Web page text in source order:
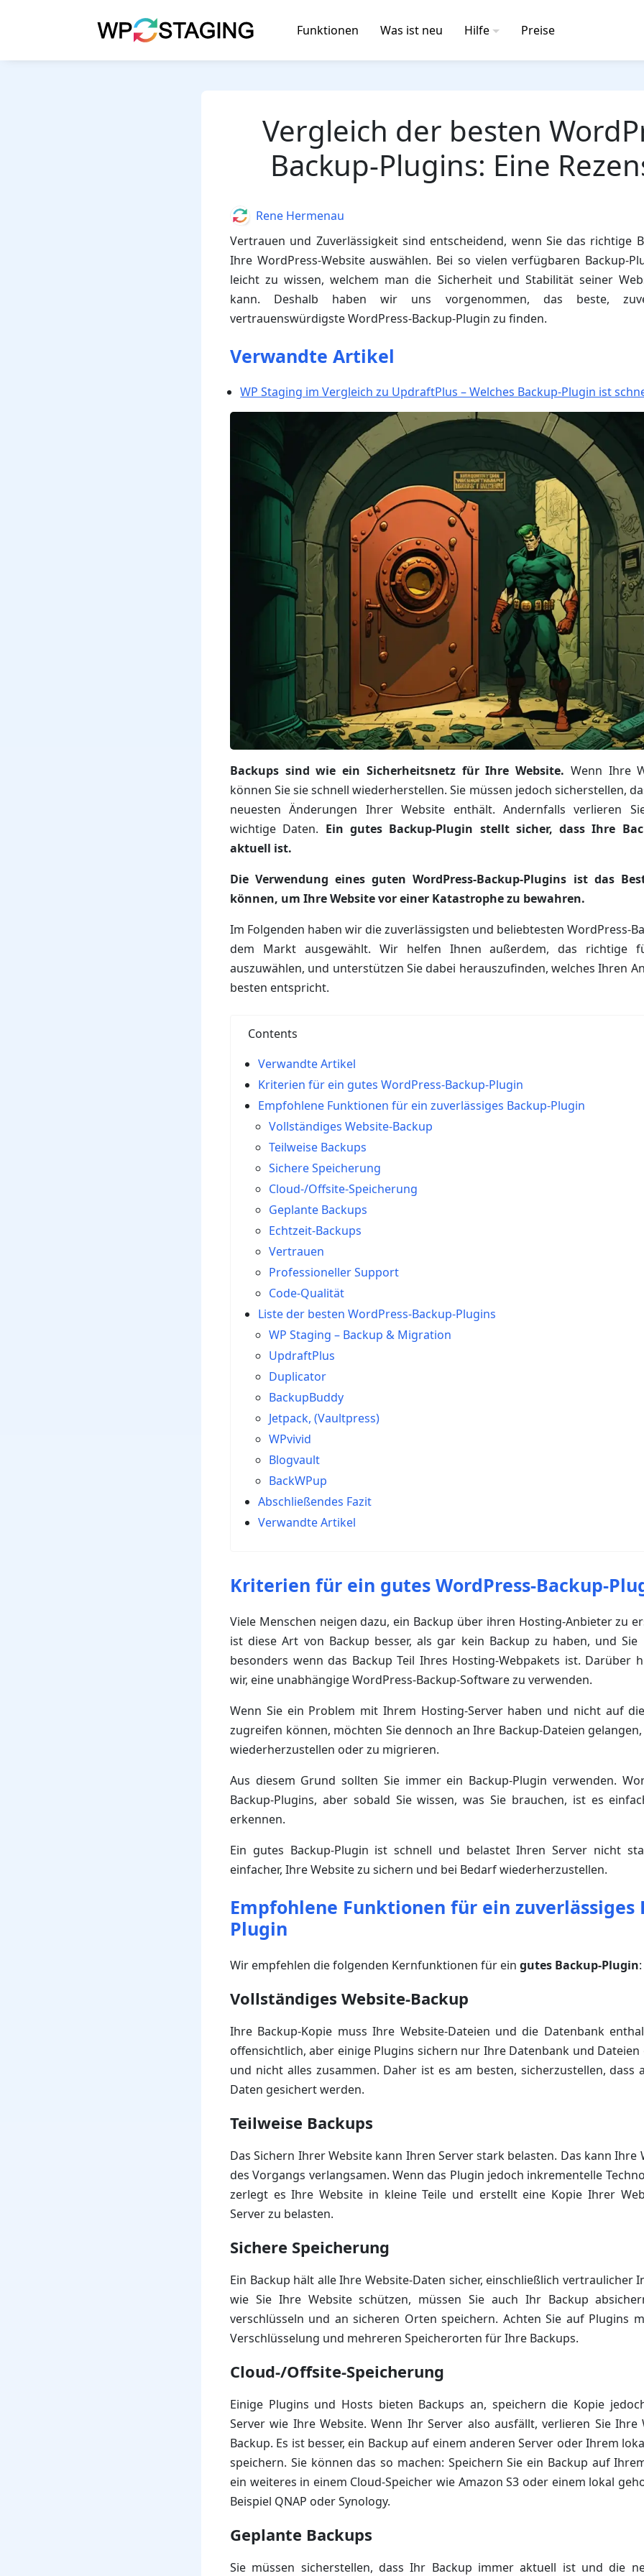
Funktionen Was ist neu Hilfe Preise
Vergleich der besten
Backup-Plugins: Eine
Vertrauen und Zuverlässigkeit sind entscheidend, wenn Sie das richtige
Ihre WordPress-Website auswählen. Bei so vielen verfügbaren Backup-
leicht zu wissen, welchem man die Sicherheit und Stabilität seiner
kann. Deshalb haben wir uns vorgenommen, das beste,
vertrauenswürdigste WordPress-Backup-Plugin zu finden.
Verwandte Artikel
WP Staging im Vergleich zu UpdraftPlus – Welches Backup-Plugin ist
Backups sind wie ein Sicherheitsnetz für Ihre Website. Wenn Ihre
können Sie sie schnell wiederherstellen. Sie müssen jedoch sicherstellen,
neuesten Änderungen Ihrer Website enthält. Andernfalls verlieren
wichtige Daten. Ein gutes Backup-Plugin stellt sicher, dass Ihre
aktuell ist.
Die Verwendung eines guten WordPress-Backup-Plugins ist das
können, um Ihre Website vor einer Katastrophe zu bewahren.
Im Folgenden haben wir die zuverlässigsten und beliebtesten WordPress-
dem Markt ausgewählt. Wir helfen Ihnen außerdem, das richtige
auszuwählen, und unterstützen Sie dabei herauszufinden, welches Ihren
besten entspricht.
Contents
Verwandte Artikel
Kriterien für ein gutes WordPress-Backup-Plugin
Empfohlene Funktionen für ein zuverlässiges Backup-Plugin
Vollständiges Website-Backup
Teilweise Backups
Sichere Speicherung
Cloud-/Offsite-Speicherung
Geplante Backups
Echtzeit-Backups
Vertrauen
Professioneller Support
Code-Qualität
Liste der besten WordPress-Backup-Plugins
WP Staging – Backup & Migration
UpdraftPlus
Duplicator
BackupBuddy
Jetpack, (Vaultpress)
WPvivid
Blogvault
BackWPup
Abschließendes Fazit
Verwandte Artikel
Kriterien für ein gutes WordPress-Backup-
Viele Menschen neigen dazu, ein Backup über ihren Hosting-Anbieter zu
ist diese Art von Backup besser, als gar kein Backup zu haben, und
besonders wenn das Backup Teil Ihres Hosting-Webpakets ist. Darüber
wir, eine unabhängige WordPress-Backup-Software zu verwenden.
Wenn Sie ein Problem mit Ihrem Hosting-Server haben und nicht auf
zugreifen können, möchten Sie dennoch an Ihre Backup-Dateien
wiederherzustellen oder zu migrieren.
Aus diesem Grund sollten Sie immer ein Backup-Plugin verwenden.
Backup-Plugins, aber sobald Sie wissen, was Sie brauchen, ist es
erkennen.
Ein gutes Backup-Plugin ist schnell und belastet Ihren Server nicht
einfacher, Ihre Website zu sichern und bei Bedarf wiederherzustellen.
Empfohlene Funktionen für ein zuverlässiges
Plugin
Wir empfehlen die folgenden Kernfunktionen für ein gutes Backup-Plugin:
Vollständiges Website-Backup
Ihre Backup-Kopie muss Ihre Website-Dateien und die Datenbank
offensichtlich, aber einige Plugins sichern nur Ihre Datenbank und
und nicht alles zusammen. Daher ist es am besten, sicherzustellen, dass
Daten gesichert werden.
Teilweise Backups
Das Sichern Ihrer Website kann Ihren Server stark belasten. Das kann Ihre
des Vorgangs verlangsamen. Wenn das Plugin jedoch inkrementelle
zerlegt es Ihre Website in kleine Teile und erstellt eine Kopie Ihrer
Server zu belasten.
Sichere Speicherung
Ein Backup hält alle Ihre Website-Daten sicher, einschließlich vertraulicher
wie Sie Ihre Website schützen, müssen Sie auch Ihr Backup
verschlüsseln und an sicheren Orten speichern. Achten Sie auf Plugins
Verschlüsselung und mehreren Speicherorten für Ihre Backups.
Cloud-/Offsite-Speicherung
Einige Plugins und Hosts bieten Backups an, speichern die Kopie
Server wie Ihre Website. Wenn Ihr Server also ausfällt, verlieren Sie Ihre
Backup. Es ist besser, ein Backup auf einem anderen Server oder Ihrem
speichern. Sie können das so machen: Speichern Sie ein Backup auf
ein weiteres in einem Cloud-Speicher wie Amazon S3 oder einem lokal
Beispiel QNAP oder Synology.
Geplante Backups
Sie müssen sicherstellen, dass Ihr Backup immer aktuell ist und die
AuthorRene Hermenau